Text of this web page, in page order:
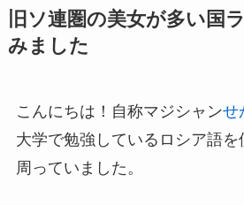
旧ソ連圏の美女が多い国
みました
こんにちは！自称マジシャンせ
大学で勉強しているロシア語を
周っていました。